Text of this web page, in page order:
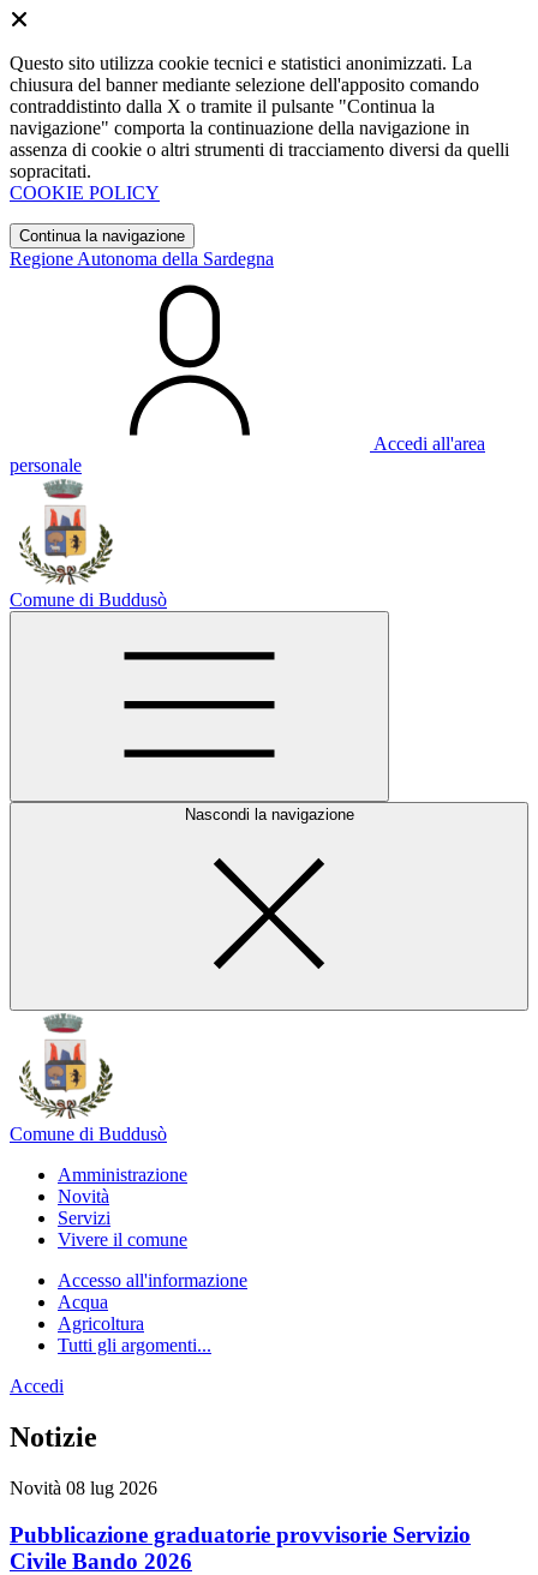
Questo sito utilizza cookie tecnici e statistici anonimizzati. La
chiusura del banner mediante selezione dell'apposito comando
contraddistinto dalla X o tramite il pulsante "Continua la
navigazione" comporta la continuazione della navigazione in
assenza di cookie o altri strumenti di tracciamento diversi da quelli
sopracitati.
COOKIE POLICY
Continua la navigazione
Regione Autonoma della Sardegna
Accedi all'area
personale
Comune di Buddusò
Nascondi la navigazione
Comune di Buddusò
Amministrazione
Novità
Servizi
Vivere il comune
Accesso all'informazione
Acqua
Agricoltura
Tutti gli argomenti...
Accedi
Homepage
Notizie
Novità 08 lug 2026
Pubblicazione graduatorie provvisorie Servizio
Civile Bando 2026